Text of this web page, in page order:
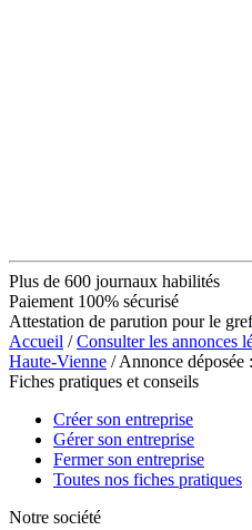
Plus de 600 journaux habilités
Paiement 100% sécurisé
Attestation de parution pour le
Accueil /Consulter les annonces
Haute-Vienne / Annonce
Fiches pratiques et conseils
Créer son entreprise
Gérer son entreprise
Fermer son entreprise
Toutes nos fiches pratiques
Notre société